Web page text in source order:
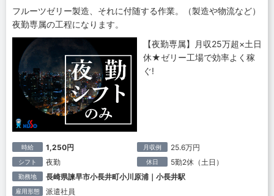
フルーツゼリー製造、それに付随する作業。（製造や物流など）
夜勤専属の工程になります。
【夜勤専属】月収25万超×土日
休★ゼリー工場で効率よく稼
ぐ!
時給 1,250円 月収例 25.6万円
シフト 夜勤 休日 5勤2休（土日）
勤務地 長崎県諫早市小長井町小川原浦｜小長井駅
雇用形態 派遣社員